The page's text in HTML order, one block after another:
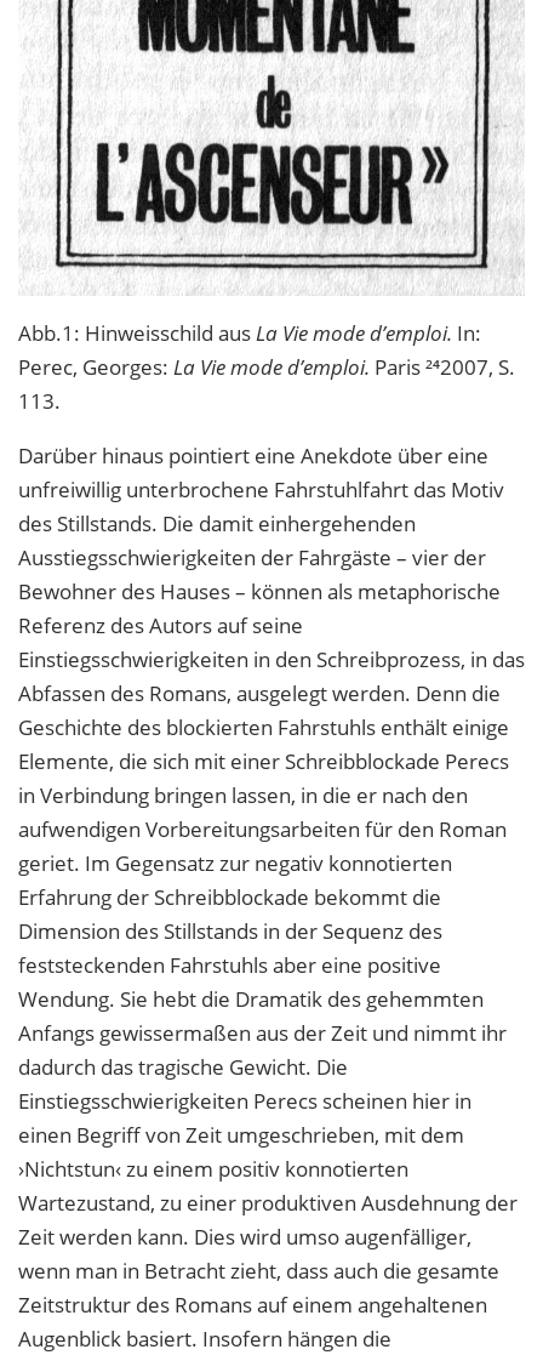
Abb.1: Hinweisschild ausLa Vie mode d’emploi. In:
Perec, Georges: La Vie mode d’emploi. Paris ²⁴2007, S.
113.
Darüber hinaus pointiert eine Anekdote über eine
unfreiwillig unterbrochene Fahrstuhlfahrt das Motiv
des Stillstands. Die damit einhergehenden
Ausstiegsschwierigkeiten der Fahrgäste – vier der
Bewohner des Hauses – können als metaphorische
Referenz des Autors auf seine
Einstiegsschwierigkeiten in den Schreibprozess, in das
Abfassen des Romans, ausgelegt werden. Denn die
Geschichte des blockierten Fahrstuhls enthält einige
Elemente, die sich mit einer Schreibblockade Perecs
in Verbindung bringen lassen, in die er nach den
aufwendigen Vorbereitungsarbeiten für den Roman
geriet. Im Gegensatz zur negativ konnotierten
Erfahrung der Schreibblockade bekommt die
Dimension des Stillstands in der Sequenz des
feststeckenden Fahrstuhls aber eine positive
Wendung. Sie hebt die Dramatik des gehemmten
Anfangs gewissermaßen aus der Zeit und nimmt ihr
dadurch das tragische Gewicht. Die
Einstiegsschwierigkeiten Perecs scheinen hier in
einen Begriff von Zeit umgeschrieben, mit dem
›Nichtstun‹ zu einem positiv konnotierten
Wartezustand, zu einer produktiven Ausdehnung der
Zeit werden kann. Dies wird umso augenfälliger,
wenn man in Betracht zieht, dass auch die gesamte
Zeitstruktur des Romans auf einem angehaltenen
Augenblick basiert. Insofern hängen die